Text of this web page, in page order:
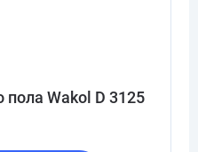
пола Wakol D 3125